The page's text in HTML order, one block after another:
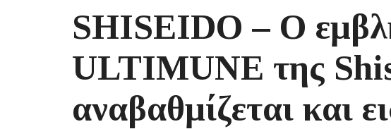
SHISEIDO – O
ULTIMUNE της
αναβαθμίζεται και